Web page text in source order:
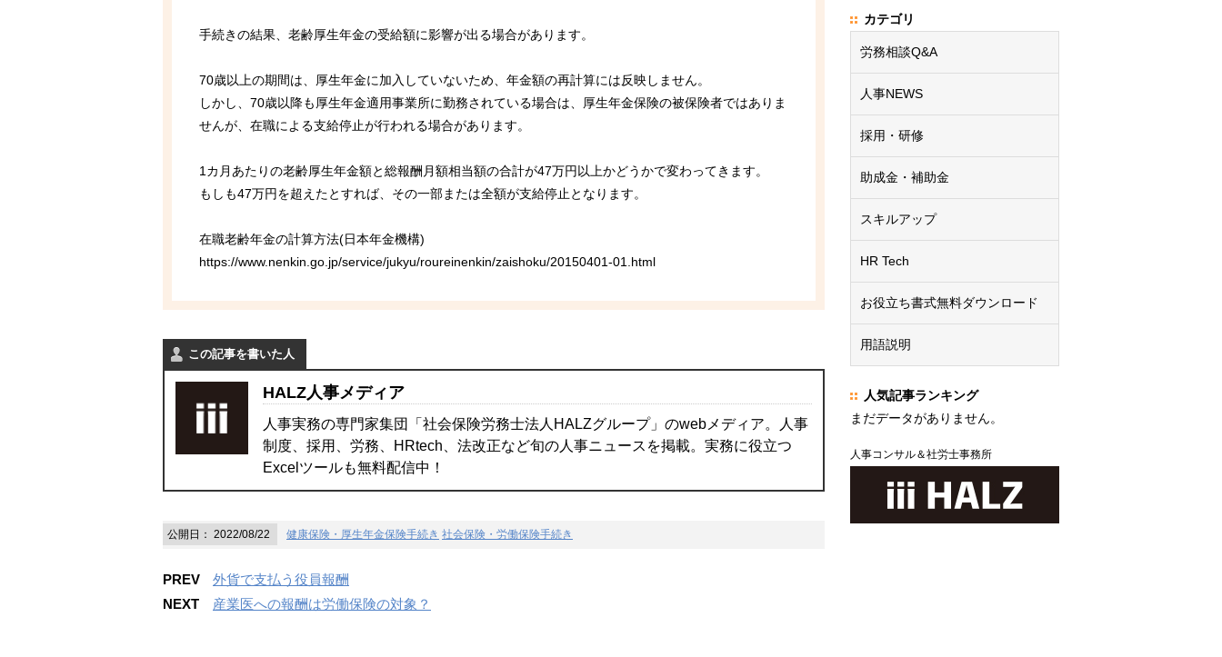
手続きの結果、老齢厚生年金の受給額に影響が出る場合があります。
70歳以上の期間は、厚生年金に加入していないため、年金額の再計算には反映しません。
しかし、70歳以降も厚生年金適用事業所に勤務されている場合は、厚生年金保険の被保険者ではありま
せんが、在職による支給停止が行われる場合があります。
1カ月あたりの老齢厚生年金額と総報酬月額相当額の合計が47万円以上かどうかで変わってきます。
もしも47万円を超えたとすれば、その一部または全額が支給停止となります。
在職老齢年金の計算方法(日本年金機構)
https://www.nenkin.go.jp/service/jukyu/roureinenkin/zaishoku/20150401-01.html
この記事を書いた人
HALZ人事メディア
人事実務の専門家集団「社会保険労務士法人HALZグループ」のwebメディア。人事
制度、採用、労務、HRtech、法改正など旬の人事ニュースを掲載。実務に役立つ
Excelツールも無料配信中！
公開日： 2022/08/22 健康保険・厚生年金保険手続き 社会保険・労働保険手続き
PREV
外貨で支払う役員報酬
NEXT
産業医への報酬は労働保険の対象？
カテゴリ
労務相談Q&A
人事NEWS
採用・研修
助成金・補助金
スキルアップ
HR Tech
お役立ち書式無料ダウンロード
用語説明
人気記事ランキング
まだデータがありません。
人事コンサル＆社労士事務所